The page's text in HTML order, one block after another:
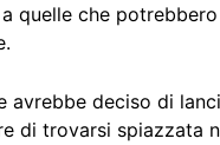
quelle che
avrebbe deciso di
di trovarsi spiazzata